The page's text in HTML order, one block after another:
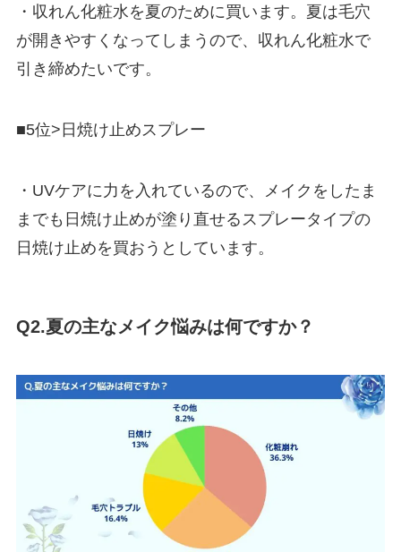
・収れん化粧水を夏のために買います。夏は毛穴
が開きやすくなってしまうので、収れん化粧水で
引き締めたいです。
■5位>日焼け止めスプレー
・UVケアに力を入れているので、メイクをしたま
までも日焼け止めが塗り直せるスプレータイプの
日焼け止めを買おうとしています。
Q2.夏の主なメイク悩みは何ですか？